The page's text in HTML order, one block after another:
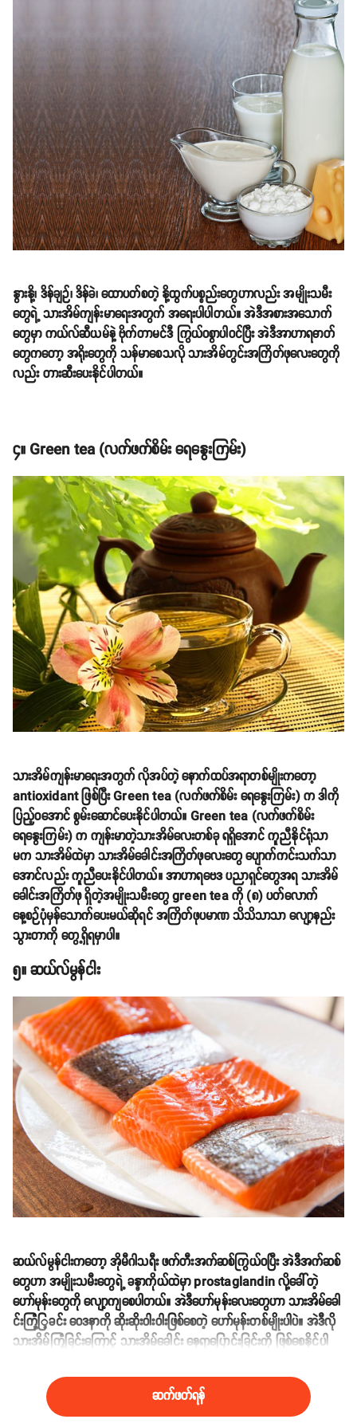
နွားနို့၊ ဒိန်ချဉ်၊ ဒိန်ခဲ၊ ထောပတ်စတဲ့ နို့ထွက်ပစ္စည်းတွေဟာလည်း အမျိုးသမီး
တွေရဲ့ သားအိမ်ကျန်းမာရေးအတွက် အရေးပါပါတယ်။ အဲဒီအစားအသောက်
တွေမှာ ကယ်လ်ဆီယမ်နဲ့ ဗိုက်တာမင်ဒီ ကြွယ်ဝစွာပါဝင်ပြီး အဲဒီအာဟာရဓာတ်
တွေကတော့ အရိုးတွေကို သန်မာစေသလို သားအိမ်တွင်းအကြိတ်ဖုလေးတွေကို
လည်း တားဆီးပေးနိုင်ပါတယ်။
၄။ Green tea (လက်ဖက်စိမ်း ရေနွေးကြမ်း)
သားအိမ်ကျန်းမာရေးအတွက် လိုအပ်တဲ့ နောက်ထပ်အရာတစ်မျိုးကတော့
antioxidant ဖြစ်ပြီး Green tea (လက်ဖက်စိမ်း ရေနွေးကြမ်း) က ဒါကို
ပြည့်ဝအောင် စွမ်းဆောင်ပေးနိုင်ပါတယ်။ Green tea (လက်ဖက်စိမ်း
ရေနွေးကြမ်း) က ကျန်းမာတဲ့သားအိမ်လေးတစ်ခု ရရှိအောင် ကူညီနိုင်ရုံသာ
မက သားအိမ်ထဲမှာ သားအိမ်ခေါင်းအကြိတ်ဖုလေးတွေ ပျောက်ကင်းသက်သာ
အောင်လည်း ကူညီပေးနိုင်ပါတယ်။ အာဟာရဗေဒ ပညာရှင်တွေအရ သားအိမ်
ခေါင်းအကြိတ်ဖု ရှိတဲ့အမျိုးသမီးတွေ green tea ကို (၈) ပတ်လောက်
နေ့စဉ်ပုံမှန်သောက်ပေးမယ်ဆိုရင် အကြိတ်ဖုပမာဏ သိသိသာသာ လျော့နည်း
သွားတာကို တွေ့ရှိရမှာပါ။
၅။ ဆယ်လ်မွန်ငါး
ဆယ်လ်မွန်ငါးကတော့ အိုမီဂါသရီး ဖက်တီးအက်ဆစ်ကြွယ်ဝပြီး အဲဒီအက်ဆစ်
တွေဟာ အမျိုးသမီးတွေရဲ့ ခန္ဓာကိုယ်ထဲမှာ prostaglandin လို့ခေါ်တဲ့
ဟော်မုန်းတွေကို လျော့ကျစေပါတယ်။ အဲဒီဟော်မုန်းလေးတွေဟာ သားအိမ်ခေါ
င်းကြုံ့ြ့ခင်း ဝေဒနာကို ဆိုးဆိုးဝါးဝါးဖြစ်စေတဲ့ ဟော်မုန်းတစ်မျိုးပါပဲ။ အဲဒီလို
သားအိမ်ကြုံ့ခြင်းကြောင့် သားအိမ်ခေါင်း နေရာပြောင်းခြင်းကို ဖြစ်စေနိုင်ပါ
ဆက်ဖတ်ရန်